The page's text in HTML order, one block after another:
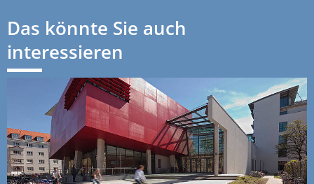
Alte Sprachen studieren
Das könnte Sie auch
interessieren